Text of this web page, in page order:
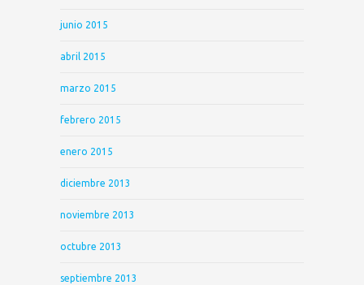
junio 2015
abril 2015
marzo 2015
febrero 2015
enero 2015
diciembre 2013
noviembre 2013
octubre 2013
septiembre 2013